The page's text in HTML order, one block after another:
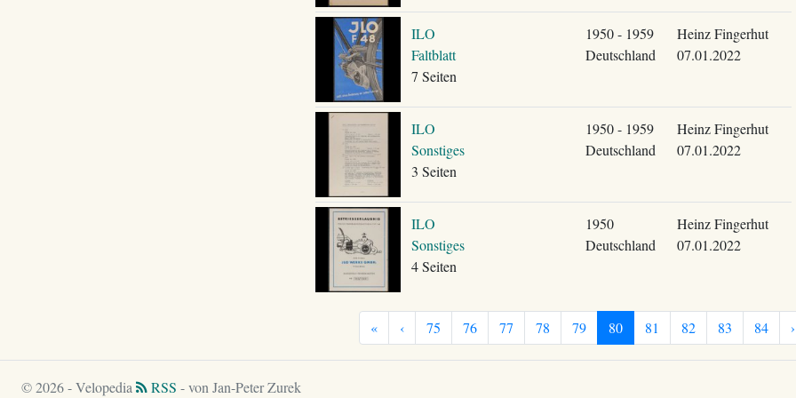
ILO
Faltblatt
7 Seiten
1950 - 1959
Deutschland
Heinz Fingerhut
07.01.2022
ILO
Sonstiges
3 Seiten
1950 - 1959
Deutschland
Heinz Fingerhut
07.01.2022
ILO
Sonstiges
4 Seiten
1950
Deutschland
Heinz Fingerhut
07.01.2022
« ‹ 75 76 77 78 79 80 81 82 83 84 ›
© 2026 - Velopedia RSS - von Jan-Peter Zurek